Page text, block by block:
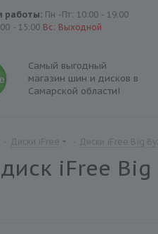
работы: Пн -Пт: 10:00 - 19:00
- 15:00 Вс: Выходной
Самый выгодный
магазин шин и дисков в
Самарской области!
iFree